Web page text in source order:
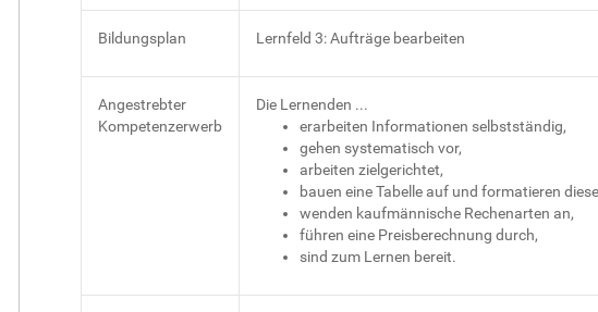
Bildungsplan Lernfeld 3: Aufträge bearbeiten
Angestrebter
Kompetenzerwerb
Die Lernenden ...
erarbeiten Informationen selbstständig,
gehen systematisch vor,
arbeiten zielgerichtet,
bauen eine Tabelle auf und formatieren
wenden kaufmännische Rechenarten an,
führen eine Preisberechnung durch,
sind zum Lernen bereit.